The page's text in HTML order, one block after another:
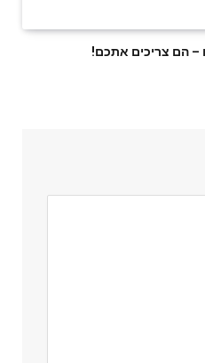
– הם צריכים אתכם!